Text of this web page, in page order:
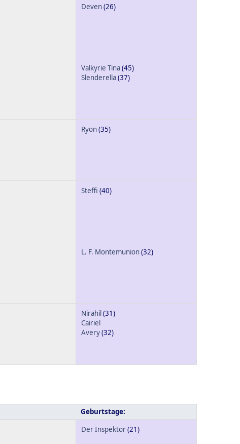
Deven(26)
Valkyrie Tina(45)
Slenderella(37)
Ryon(35)
Steffi (40)
L. F. Montemunion(32)
Nirahil (31)
Cairiel
Avery(32)
Geburtstage:
Der Inspektor(21)